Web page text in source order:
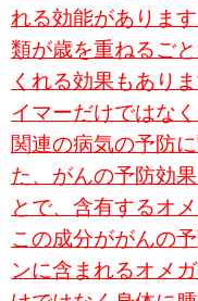
れる効能がありま
類が歳を重ねるご
くれる効果もあり
イマーだけではな
関連の病気の予防
た、がんの予防効
とで、含有するオ
この成分ががんの
ンに含まれるオメ